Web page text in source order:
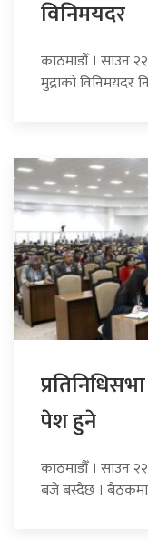
विनिमयदर
काठमाडौँ । साउन
मुद्राको विनिमयदर
पेश हुने
काठमाडौँ । साउन
बजे बस्दैछ ।